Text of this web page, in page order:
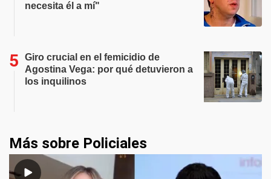
necesita él a mí"
Giro crucial en el femicidio de
Agostina Vega: por qué detuvieron a
los inquilinos
Más sobre Policiales